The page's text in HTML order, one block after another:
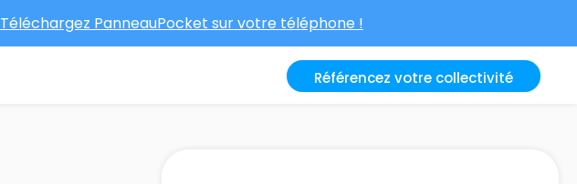
Téléchargez PanneauPocket sur votre téléphone !
Référencez votre collectivité